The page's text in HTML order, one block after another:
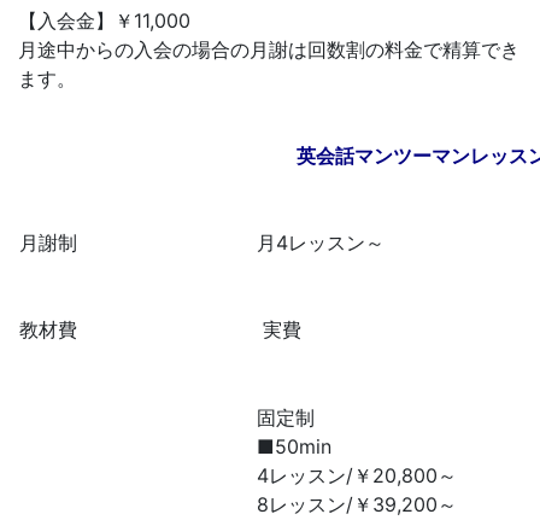
【入会金】￥11,000
月途中からの入会の場合の月謝は回数割の料金で精算でき
ます。
英会話マンツーマンレッス
月謝制 月4レッスン～
教材費 実費
固定制
■50min
4レッスン/￥20,800～
8レッスン/￥39,200～